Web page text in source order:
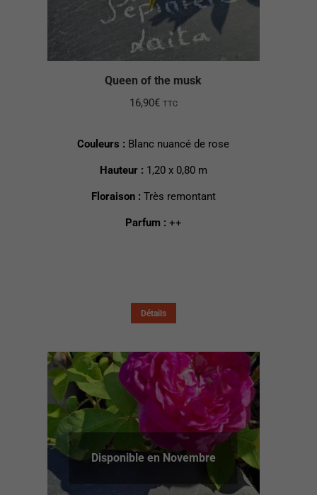
Queen of the musk
16,90€ TTC
Couleurs : Blanc nuancé de rose
Hauteur : 1,20 x 0,80 m
Floraison : Très remontant
Parfum : ++
Détails
Disponible en Novembre